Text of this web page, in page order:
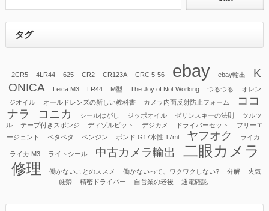
タグ
2CR5 4LR44 625 CR2 CR123A CRC 5-56 ebay ebay輸出
K
ONICA
Leica M3 LR44 M型 The Joy of Not Working つるつる
オレン
ジオイル
オールドレンズの新しい教科書 カメラ内面反射防止フォーム
ココ
ナラ
コニカ シールはがし ジッポオイル ゼリンスキーの法則
ツルツ
ル
テープ付きスポンジ ディゾルビット デジカメ ドライバーセット
フリーエ
ージェント
ベタベタ ベンジン ボンド G17水性 17ml ヤフオク ライカ
ライカ M3 ライトシール 中古カメラ輸出
二眼カメラ
修理
働かないことのススメ 働かないって、ワクワクしない? 分解
火気
厳禁
精密ドライバー 自営業の老後 通電確認